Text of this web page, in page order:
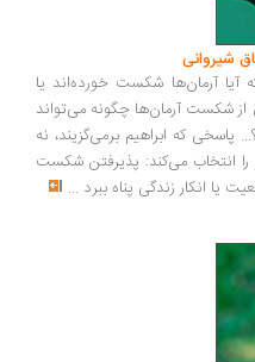
شیروانی
آرمان‌ها شکست خورده‌اند یا
شکست آرمان‌ها چگونه می‌تواند
که ابراهیم برمی‌گزیند، نه
انتخاب می‌کند: پذیرفتن شکست
یا انکار زندگی پناه ببرد ...